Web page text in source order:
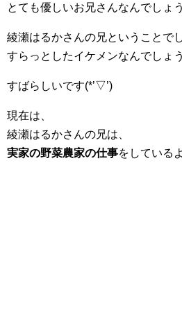
とても優しいお兄さんなんでしょう
綾瀬はるかさんの兄ということで
すらっとしたイケメンなんでしょう
すばらしいです(*’▽’)
現在は、
綾瀬はるかさんの兄は、
実家の野菜農家の仕事をしている